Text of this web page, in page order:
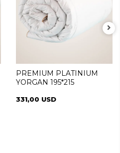
PREMIUM PLATINIUM
YORGAN 195*215
331,00 USD